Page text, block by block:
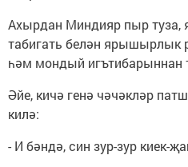
Ахырдан Миндияр пыр туза,
табигать белән ярышырлык
һәм мондый игътибарыннан
Әйе, кичә генә чәчәкләр
килә:
- И бәндә, син зур-зур